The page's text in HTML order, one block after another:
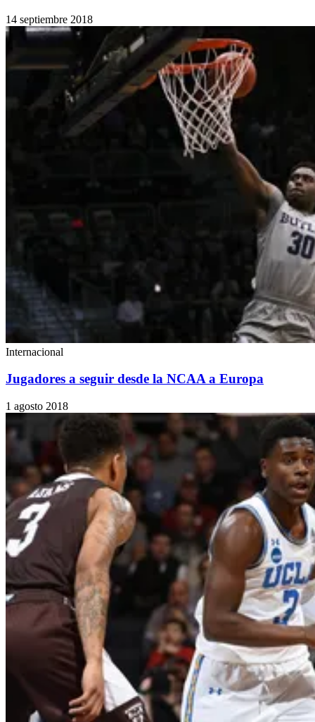
14 septiembre 2018
Internacional
Jugadores a seguir desde la NCAA a Europa
1 agosto 2018